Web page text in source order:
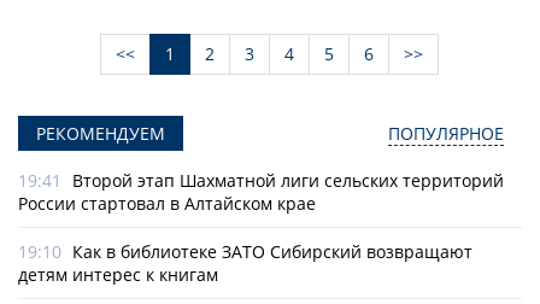
<< 1 2 3 4 5 6 >>
РЕКОМЕНДУЕМ ПОПУЛЯРНОЕ
19:41
Второй этап Шахматной лиги сельских территорий
России стартовал в Алтайском крае
19:10 Как в библиотеке ЗАТО Сибирский возвращают
детям интерес к книгам